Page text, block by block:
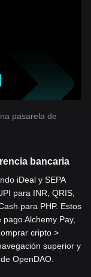
pasarela de
bancaria
iDeal y SEPA
para INR, QRIS,
para PHP. Estos
Alchemy Pay,
cripto >
superior y
OpenDAO.